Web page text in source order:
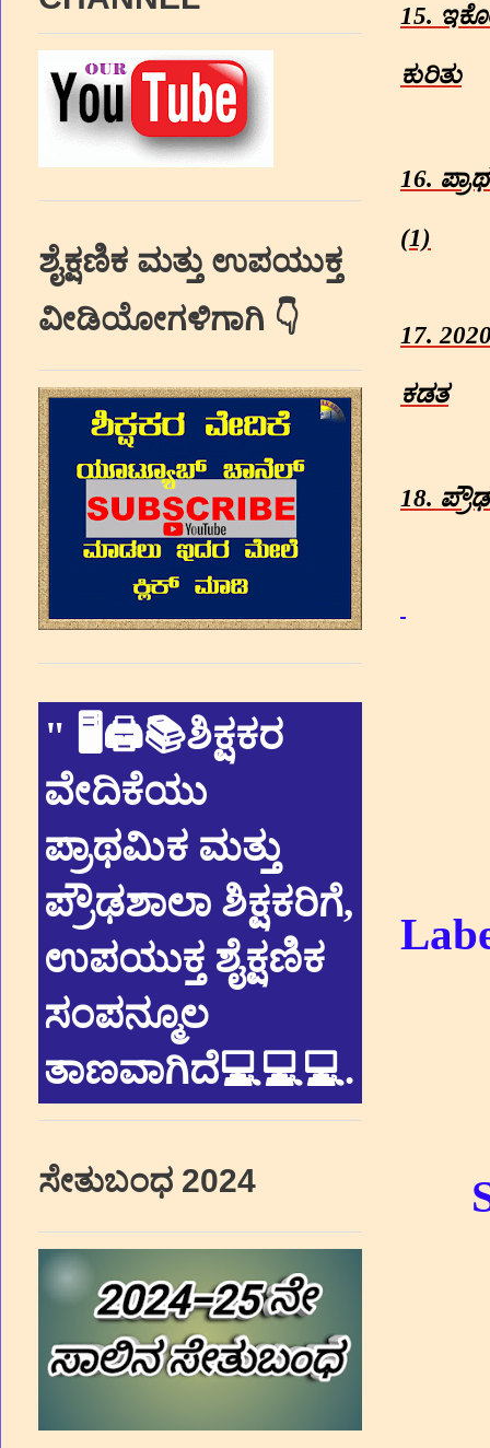
15.
ಕುರಿತು
16.
(1)
17.
ಕಡತ
18.
ಶೈಕ್ಷಣಿಕ ಮತ್ತು ಉಪಯುಕ್ತ
ವೀಡಿಯೋಗಳಿಗಾಗಿ 👇
" 🖥🖨📚ಶಿಕ್ಷಕರ
ವೇದಿಕೆಯು
ಪ್ರಾಥಮಿಕ ಮತ್ತು
ಪ್ರೌಢಶಾಲಾ ಶಿಕ್ಷಕರಿಗೆ,
ಉಪಯುಕ್ತ ಶೈಕ್ಷಣಿಕ
ಸಂಪನ್ಮೂಲ
ತಾಣವಾಗಿದೆ💻💻💻.
ಸೇತುಬಂಧ 2024